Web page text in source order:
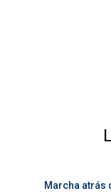
Marcha atrás